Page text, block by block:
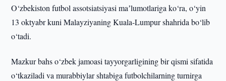
O‘zbekiston futbol assotsiatsiyasi maʼlumotlariga ko‘ra, o‘yin
13 oktyabr kuni Malayziyaning Kuala-Lumpur shahrida bo‘lib
o‘tadi.
Mazkur bahs o‘zbek jamoasi tayyorgarligining bir qismi sifatida
o‘tkaziladi va murabbiylar shtabiga futbolchilarning turnirga